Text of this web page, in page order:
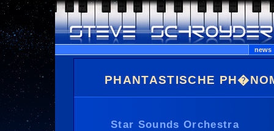
news
PHANTASTISCHE
Star Sounds Orchestra